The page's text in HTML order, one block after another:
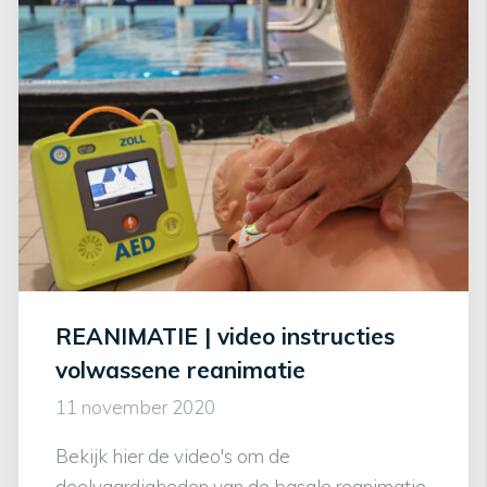
REANIMATIE | video instructies
volwassene reanimatie
11 november 2020
Bekijk hier de video's om de